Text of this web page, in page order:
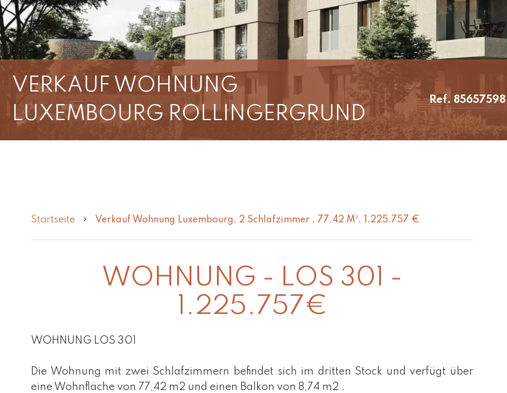
VERKAUF WOHNUNG
LUXEMBOURG ROLLINGERGRUND
Ref. 85657598
Startseite Verkauf Wohnung Luxembourg, 2 Schlafzimmer , 77.42 M², 1.225.757 €
WOHNUNG - LOS 301 -
1.225.757€
WOHNUNG LOS 301
Die Wohnung mit zwei Schlafzimmern befindet sich im dritten Stock und verfügt über
eine Wohnfläche von 77,42 m2 und einen Balkon von 8,74 m2 .